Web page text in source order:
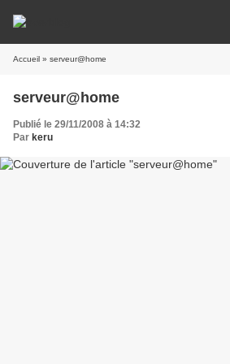
Accueil » serveur@home
serveur@home
Publié le 29/11/2008 à 14:32
Par keru